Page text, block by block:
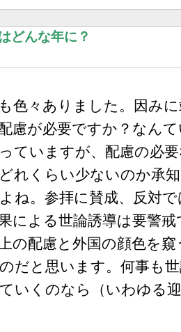
どんな年に？
色々ありました。因み
慮が必要ですか？なん
ていますが、配慮の必
れくらい少ないのか承
ね。参拝に賛成、反対
による世論誘導は要警
の配慮と外国の顔色を
だと思います。何事も
いくのなら（いわゆる